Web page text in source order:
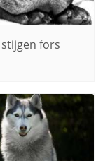
fors